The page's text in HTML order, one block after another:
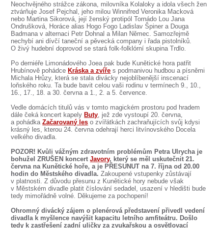
Neochvějného strážce zákona, milovníka Kolaloky a idola všech žen
ztvárňuje Josef Pejchal, jeho milou Winnifred Veronika Macková
nebo Martina Sikorová, její ženský protipól Tornádo Lou Jana
Ondrušková, Horáce alias Hogo Fogo Ladislav Špiner a Douga
Badmana v alternaci Petr Dohnal a Milan Němec. Samozřejmě
nechybí ani dívčí taneční a pěvecká company i řada pistolníků.
O živý hudební doprovod se stará folk-folklórní skupina Trdlo.
Po derniéře Limonádového Joea pak bude Kunětické hora patřit
Hrubínově pohádce Kráska a zvíře s podmanivou hudbou a písněmi
Michala Hrůzy, která se stala divácky nejoblíbenější inscenací
loňského roku. Ta bude bavit celou vaši rodinu v termínech 9., 10.,
16., 17., 18. a 30. června a 1., 2. a 5. července.
Vedle domácích titulů vás v tomto magickém prostoru pod hradem
dále čeká koncert kapely Buty, jež zde vystoupí 20. června,
a pohádkaZačarovaný les o zvířátkách zachraňujících svůj kdysi
krásný les, kterou 24. června odehrají herci litvínovského Docela
velkého divadla.
POZOR! Kvůli vážným zdravotním problémům Petra Ulrycha je
bohužel ZRUŠEN koncertJavory, který se měl uskutečnit 21.
června na Kunětické hoře, a je PŘESUNUT na 7. října od 20.00
hodin do Městského divadla.Zakoupené vstupenky zůstávají
v platnosti. Z důvodu přesunu z Kunětické hory nebude však
v Městském divadle platit číslování sedadel, usazení v hledišti bude
tedy mimořádně volné. Děkujeme za pochopení!
Ohromný divácký zájem o plenérová představení přivedl vedení
divadla k myšlence navýšit kapacitu letního amfiteátru. Došlo
tedy k zastřešení zadní uličky za zvukařskou a osvětlovací